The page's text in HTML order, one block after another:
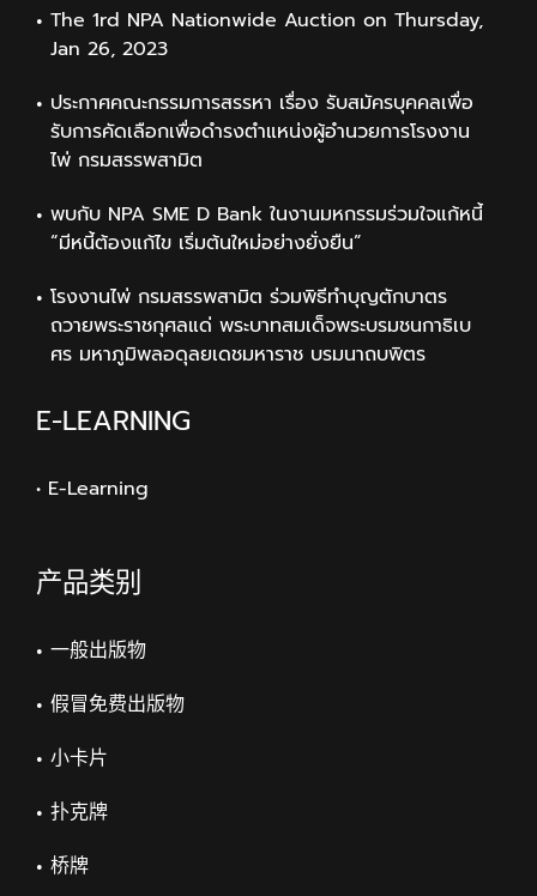
The 1rd NPA Nationwide Auction on Thursday,
Jan 26, 2023
ประกาศคณะกรรมการสรรหา เรื่อง รับสมัครบุคคลเพื่อ
รับการคัดเลือกเพื่อดำรงตำแหน่งผู้อำนวยการโรงงาน
ไพ่ กรมสรรพสามิต
พบกับ NPA SME D Bank ในงานมหกรรมร่วมใจแก้หนี้
“มีหนี้ต้องแก้ไข เริ่มต้นใหม่อย่างยั่งยืน”
โรงงานไพ่ กรมสรรพสามิต ร่วมพิธีทำบุญตักบาตร
ถวายพระราชกุศลแด่ พระบาทสมเด็จพระบรมชนกาธิเบ
ศร มหาภูมิพลอดุลยเดชมหาราช บรมนาถบพิตร
E-LEARNING
• E-Learning
产品类别
一般出版物
假冒免费出版物
小卡片
扑克牌
桥牌